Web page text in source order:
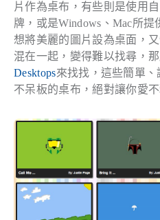
片作為桌布，有些則是使用
牌，或是Windows、Mac所提
想將美麗的圖片設為桌面，
混在一起，變得難以找尋，
Desktops來找找，這些簡單
不呆板的桌布，絕對讓你愛不